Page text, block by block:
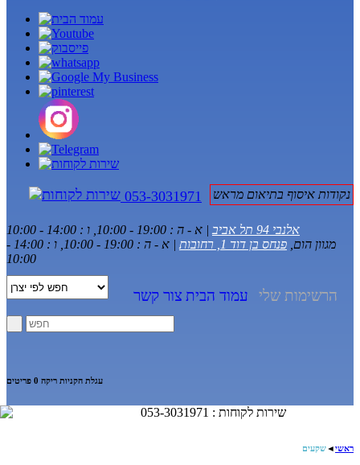
נקודות איסוף בתיאום מראש 053-3031971
אלנבי 94 תל אביב
| א - ה : 19:00 - 10:00, ו : 14:00 - 10:00
מגוון הום, פנחס בן דוד 1, רחובות
| א - ה : 19:00 - 10:00, ו : 14:00 -
10:00
הרשימות שלי עמוד הבית צור קשר
עגלת הקניות ריקה 0 פריטים
שירות לקוחות : 053-3031971
ראשי◄שקעים